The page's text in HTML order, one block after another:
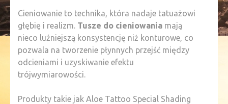
Cieniowanie to technika, która nadaje tatuażowi
głębię i realizm. Tusze do cieniowania mają
nieco luźniejszą konsystencję niż konturowe, co
pozwala na tworzenie płynnych przejść między
odcieniami i uzyskiwanie efektu
trójwymiarowości.
Produkty takie jak Aloe Tattoo Special Shading